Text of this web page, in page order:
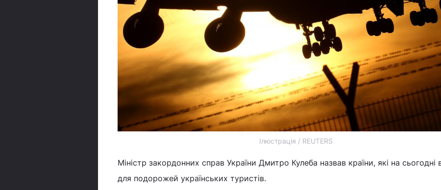
Ілюстрація / REUTERS
Міністр закордонних справ України Дмитро Кулеба назвав країни, які на сьогодні
для подорожей українських туристів.